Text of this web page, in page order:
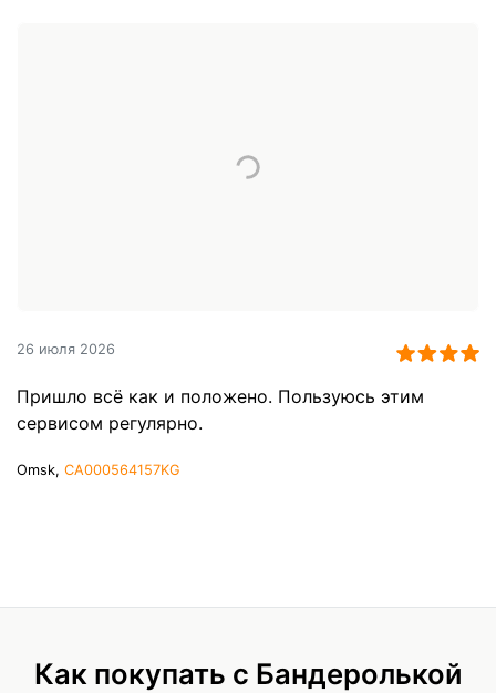
26 июля 2026
Пришло всё как и положено. Пользуюсь этим
сервисом регулярно.
Omsk, CA000564157KG
Как покупать с Бандеролькой